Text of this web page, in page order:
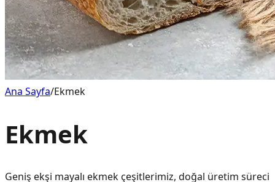
Ana Sayfa/Ekmek
Ekmek
Geniş ekşi mayalı ekmek çeşitlerimiz, doğal üretim süreci